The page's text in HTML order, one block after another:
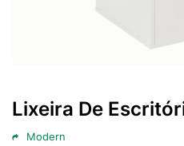
Lixeira De
Modern